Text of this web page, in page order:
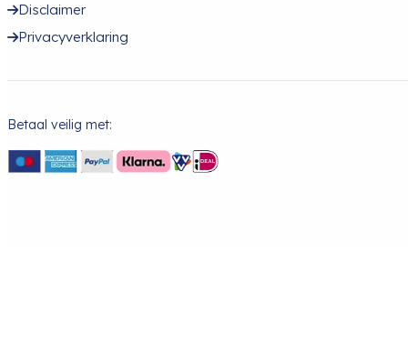
Disclaimer
Privacyverklaring
Betaal veilig met: